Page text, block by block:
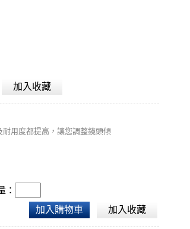
加入收藏
用度都提高，讓您調整鏡頭傾
：
加入購物車 加入收藏